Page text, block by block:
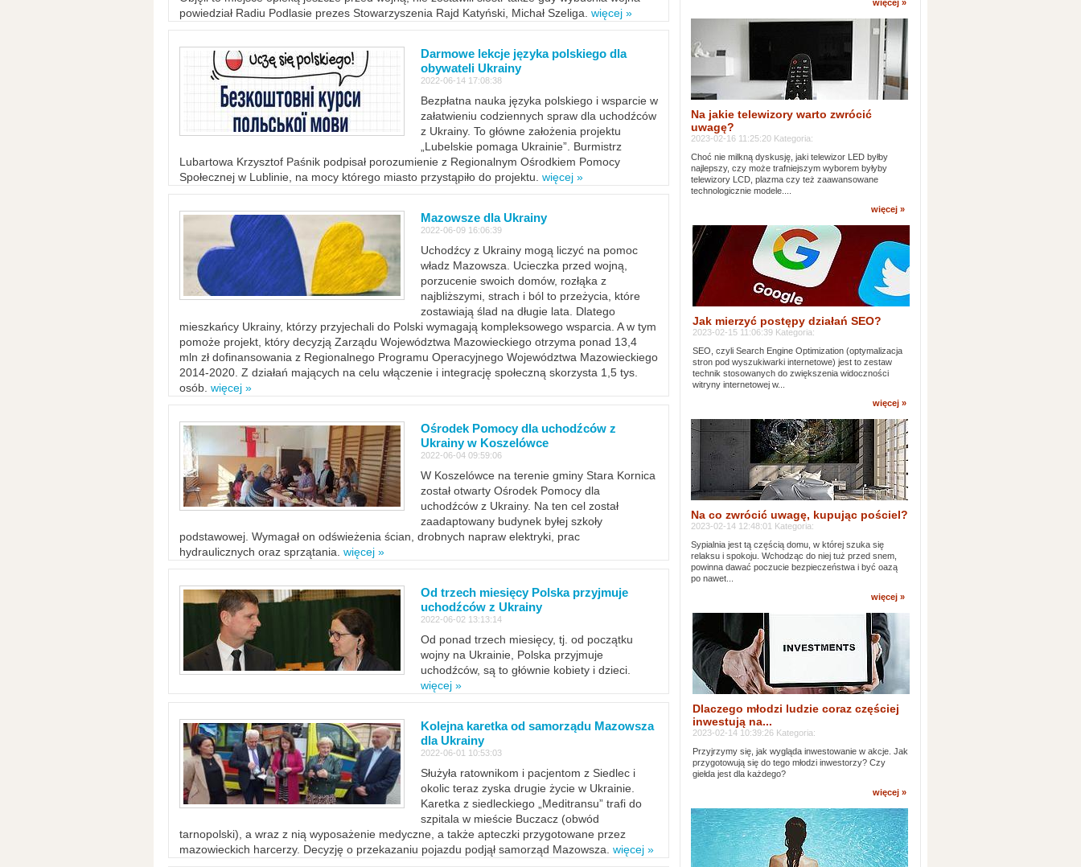
powiedział Radiu Podlasie prezes Stowarzyszenia Rajd Katyński, Michał Szeliga. więcej »
Darmowe lekcje języka polskiego dla
obywateli Ukrainy
2022-06-14 17:08:38
Bezpłatna nauka języka polskiego i wsparcie w
załatwieniu codziennych spraw dla uchodźców
z Ukrainy. To główne założenia projektu
„Lubelskie pomaga Ukrainie”. Burmistrz
Lubartowa Krzysztof Paśnik podpisał porozumienie z Regionalnym Ośrodkiem Pomocy
Społecznej w Lublinie, na mocy którego miasto przystąpiło do projektu. więcej »
Mazowsze dla Ukrainy
2022-06-09 16:06:39
Uchodźcy z Ukrainy mogą liczyć na pomoc
władz Mazowsza. Ucieczka przed wojną,
porzucenie swoich domów, rozłąka z
najbliższymi, strach i ból to przeżycia, które
zostawiają ślad na długie lata. Dlatego
mieszkańcy Ukrainy, którzy przyjechali do Polski wymagają kompleksowego wsparcia. A w tym
pomoże projekt, który decyzją Zarządu Województwa Mazowieckiego otrzyma ponad 13,4
mln zł dofinansowania z Regionalnego Programu Operacyjnego Województwa Mazowieckiego
2014-2020. Z działań mających na celu włączenie i integrację społeczną skorzysta 1,5 tys.
osób. więcej »
Ośrodek Pomocy dla uchodźców z
Ukrainy w Koszelówce
2022-06-04 09:59:06
W Koszelówce na terenie gminy Stara Kornica
został otwarty Ośrodek Pomocy dla
uchodźców z Ukrainy. Na ten cel został
zaadaptowany budynek byłej szkoły
podstawowej. Wymagał on odświeżenia ścian, drobnych napraw elektryki, prac
hydraulicznych oraz sprzątania. więcej »
Od trzech miesięcy Polska przyjmuje
uchodźców z Ukrainy
2022-06-02 13:13:14
Od ponad trzech miesięcy, tj. od początku
wojny na Ukrainie, Polska przyjmuje
uchodźców, są to głównie kobiety i dzieci.
więcej »
Kolejna karetka od samorządu Mazowsza
dla Ukrainy
2022-06-01 10:53:03
Służyła ratownikom i pacjentom z Siedlec i
okolic teraz zyska drugie życie w Ukrainie.
Karetka z siedleckiego „Meditransu” trafi do
szpitala w mieście Buczacz (obwód
tarnopolski), a wraz z nią wyposażenie medyczne, a także apteczki przygotowane przez
mazowieckich harcerzy. Decyzję o przekazaniu pojazdu podjął samorząd Mazowsza. więcej »
więcej »
Na jakie telewizory warto zwrócić
uwagę?
2023-02-16 11:25:20 Kategoria:
Choć nie milkną dyskusję, jaki telewizor LED byłby
najlepszy, czy może trafniejszym wyborem byłyby
telewizory LCD, plazma czy też zaawansowane
technologicznie modele....
więcej »
Jak mierzyć postępy działań SEO?
2023-02-15 11:06:39 Kategoria:
SEO, czyli Search Engine Optimization (optymalizacja
stron pod wyszukiwarki internetowe) jest to zestaw
technik stosowanych do zwiększenia widoczności
witryny internetowej w...
więcej »
Na co zwrócić uwagę, kupując pościel?
2023-02-14 12:48:01 Kategoria:
Sypialnia jest tą częścią domu, w której szuka się
relaksu i spokoju. Wchodząc do niej tuż przed snem,
powinna dawać poczucie bezpieczeństwa i być oazą
po nawet...
więcej »
Dlaczego młodzi ludzie coraz częściej
inwestują na...
2023-02-14 10:39:26 Kategoria:
Przyjrzymy się, jak wygląda inwestowanie w akcje. Jak
przygotowują się do tego młodzi inwestorzy? Czy
giełda jest dla każdego?
więcej »